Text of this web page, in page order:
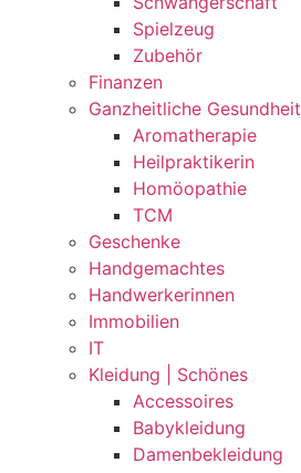
Spielzeug
Zubehör
Finanzen
Ganzheitliche Gesundheit
Aromatherapie
Heilpraktikerin
Homöopathie
TCM
Geschenke
Handgemachtes
Handwerkerinnen
Immobilien
IT
Kleidung | Schönes
Accessoires
Babykleidung
Damenbekleidung